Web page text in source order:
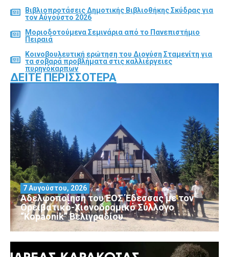
Βιβλιοπροτάσεις Δημοτικής Βιβλιοθήκης Σκύδρας για
τον Αύγούστο 2026
Μοριοδοτούμενα Σεμινάρια από το Πανεπιστήμιο
Πειραιά
Κοινοβουλευτική ερώτηση του Διονύση Σταμενίτη για
τα σοβαρά προβλήματα στις καλλιέργειες
πυρηνόκαρπων
ΔΕΊΤΕ ΠΕΡΙΣΣΌΤΕΡΑ
Αδελφοποίηση του ΕΟΣ Έδεσσας με τον
Ορειβατικό-Χιονοδρομικό Σύλλογο
“Kopaonik” Βελιγραδίου
7 Αυγούστου, 2026